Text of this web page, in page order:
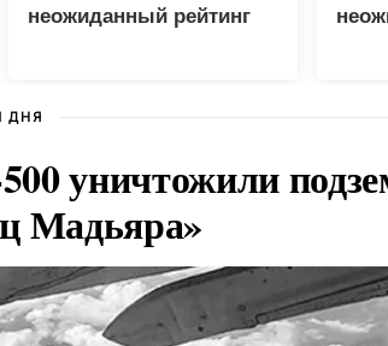
неожиданный рейтинг
ДНЯ
уничтожили
Мадьяра»